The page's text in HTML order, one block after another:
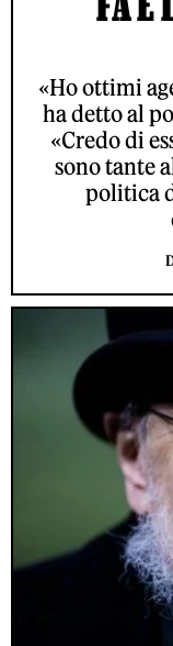
«Ho ottimi
ha detto al
«Credo di
sono tante
politica